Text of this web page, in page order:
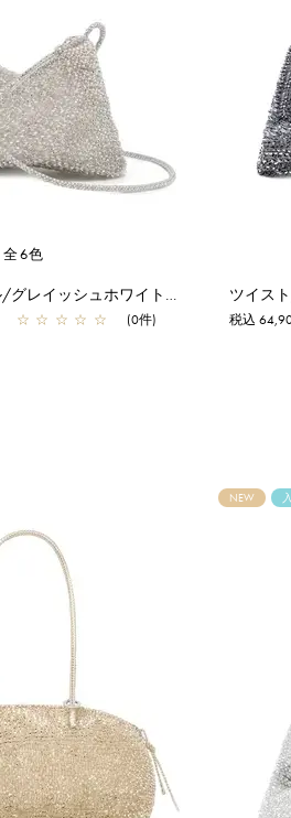
全6色
ツイスト/スモール/グレイッシュホワイトシルバー
☆ ☆ ☆ ☆ ☆ (0件)
ツイス
税込
NEW